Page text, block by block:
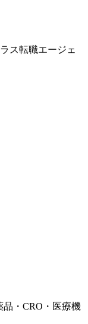
ス転職エージェ
品・CRO・医療機